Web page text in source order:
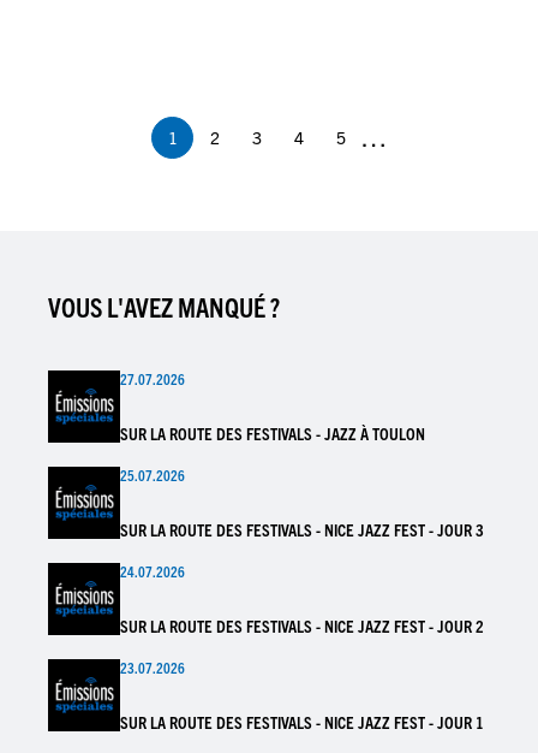
Page
courante
1 Page
2 Page
3 Page
4 Page
5 …
VOUS L'AVEZ MANQUÉ ?
27.07.2026
SUR LA ROUTE DES FESTIVALS - JAZZ À TOULON
25.07.2026
SUR LA ROUTE DES FESTIVALS - NICE JAZZ FEST - JOUR 3
24.07.2026
SUR LA ROUTE DES FESTIVALS - NICE JAZZ FEST - JOUR 2
23.07.2026
SUR LA ROUTE DES FESTIVALS - NICE JAZZ FEST - JOUR 1